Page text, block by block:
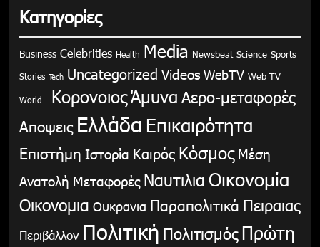
Κατηγορίες
Business Celebrities Health Media Newsbeat Science Sports
Stories Tech Uncategorized Videos WebTV Web TV
World ΚορονοιοςΆμυνα Αερο-μεταφορές
Αποψεις Ελλάδα Επικαιρότητα
Επιστήμη Ιστορία Καιρός Κόσμος Μέση
Ανατολή Μεταφορές Ναυτιλια Οικονομία
Οικονομια Ουκρανια Παραπολιτικά Πειραιας
Περιβάλλον Πολιτική Πολιτισμός Πρώτη